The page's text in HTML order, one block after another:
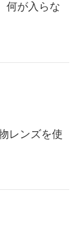
何が入らな
レンズを使